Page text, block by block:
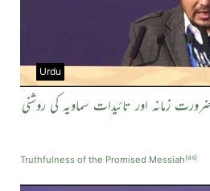
Urdu
زمانہ اور تائیدات سماویہ کی روشنی
Truthfulness of the Promised Messiah (as)